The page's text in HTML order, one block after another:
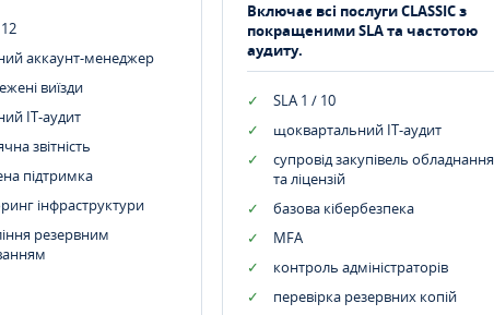
аккаунт-менеджер
виїзди
IT-аудит
звітність
підтримка
інфраструктури
резервним
Включає всі послуги CLASSIC з
покращеними SLA та частотою
аудиту.
SLA 1 / 10
щоквартальний IT-аудит
супровід закупівель обладнання
та ліцензій
базова кібербезпека
MFA
контроль адміністраторів
перевірка резервних копій